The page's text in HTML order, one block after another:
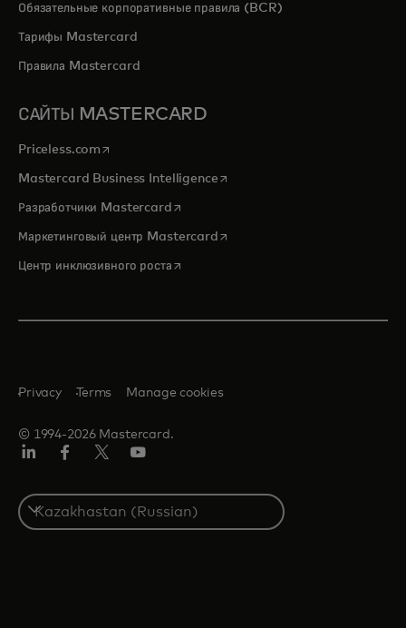
Обязательные корпоративные правила (BCR)
Тарифы Mastercard
Правила Mastercard
САЙТЫ MASTERCARD
Priceless.com opens in a new tab
Mastercard Business Intelligenceopens in a new tab
Разработчики Mastercardopens in a new tab
Маркетинговый центр Mastercardopens in a new tab
Центр инклюзивного ростаopens in a new tab
© 1994-2026 Mastercard.
Privacy Terms Manage cookies
Select
a
country